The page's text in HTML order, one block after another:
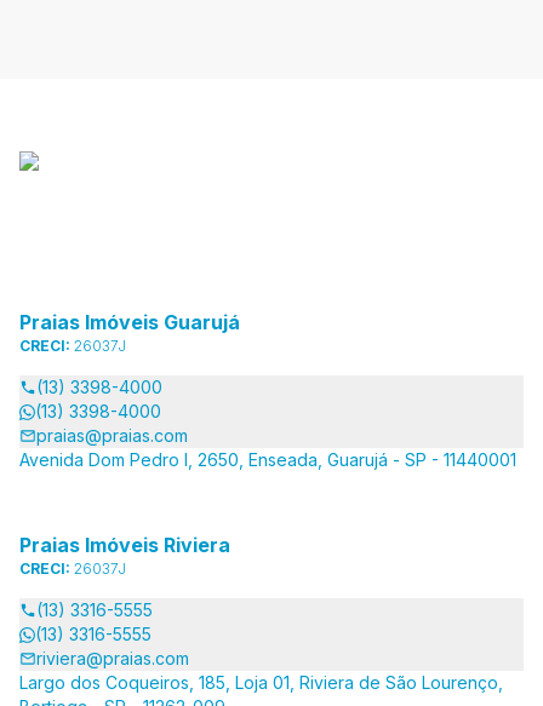
Praias Imóveis Guarujá
CRECI: 26037J
(13) 3398-4000
(13) 3398-4000
praias@praias.com
Avenida Dom Pedro I, 2650, Enseada, Guarujá - SP - 11440001
Praias Imóveis Riviera
CRECI: 26037J
(13) 3316-5555
(13) 3316-5555
riviera@praias.com
Largo dos Coqueiros, 185, Loja 01, Riviera de São Lourenço,